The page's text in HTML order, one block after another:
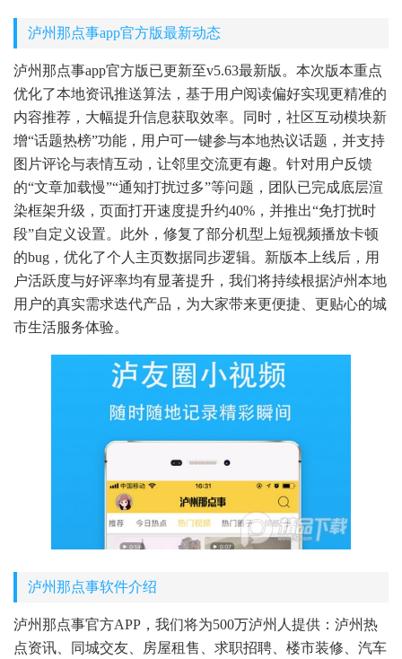
泸州那点事app官方版最新动态
泸州那点事app官方版已更新至v5.63最新版。本次版本重点
优化了本地资讯推送算法，基于用户阅读偏好实现更精准的
内容推荐，大幅提升信息获取效率。同时，社区互动模块新
增“话题热榜”功能，用户可一键参与本地热议话题，并支持
图片评论与表情互动，让邻里交流更有趣。针对用户反馈
的“文章加载慢”“通知打扰过多”等问题，团队已完成底层渲
染框架升级，页面打开速度提升约40%，并推出“免打扰时
段”自定义设置。此外，修复了部分机型上短视频播放卡顿
的bug，优化了个人主页数据同步逻辑。新版本上线后，用
户活跃度与好评率均有显著提升，我们将持续根据泸州本地
用户的真实需求迭代产品，为大家带来更便捷、更贴心的城
市生活服务体验。
泸州那点事软件介绍
泸州那点事官方APP，我们将为500万泸州人提供：泸州热
点资讯、同城交友、房屋租售、求职招聘、楼市装修、汽车